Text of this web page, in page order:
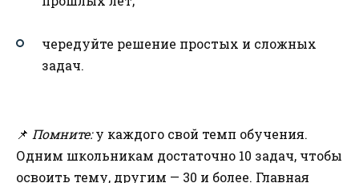
чередуйте решение простых и сложных
задач.
📌 Помните:у каждого свой темп обучения.
Одним школьникам достаточно 10 задач, чтобы
освоить тему, другим — 30 и более. Главная